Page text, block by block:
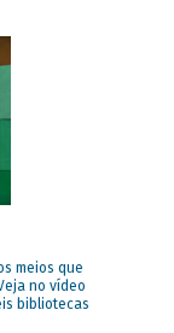
meios que
no vídeo
bibliotecas